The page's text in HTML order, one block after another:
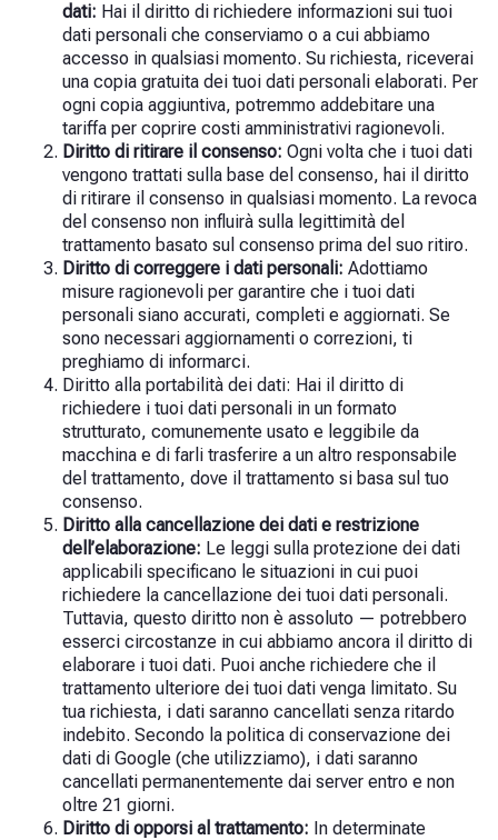
dati: Hai il diritto di richiedere informazioni sui tuoi
dati personali che conserviamo o a cui abbiamo
accesso in qualsiasi momento. Su richiesta, riceverai
una copia gratuita dei tuoi dati personali elaborati. Per
ogni copia aggiuntiva, potremmo addebitare una
tariffa per coprire costi amministrativi ragionevoli.
Diritto di ritirare il consenso: Ogni volta che i tuoi dati
vengono trattati sulla base del consenso, hai il diritto
di ritirare il consenso in qualsiasi momento. La revoca
del consenso non influirà sulla legittimità del
trattamento basato sul consenso prima del suo ritiro.
Diritto di correggere i dati personali: Adottiamo
misure ragionevoli per garantire che i tuoi dati
personali siano accurati, completi e aggiornati. Se
sono necessari aggiornamenti o correzioni, ti
preghiamo di informarci.
Diritto alla portabilità dei dati: Hai il diritto di
richiedere i tuoi dati personali in un formato
strutturato, comunemente usato e leggibile da
macchina e di farli trasferire a un altro responsabile
del trattamento, dove il trattamento si basa sul tuo
consenso.
Diritto alla cancellazione dei dati e restrizione
dell’elaborazione: Le leggi sulla protezione dei dati
applicabili specificano le situazioni in cui puoi
richiedere la cancellazione dei tuoi dati personali.
Tuttavia, questo diritto non è assoluto — potrebbero
esserci circostanze in cui abbiamo ancora il diritto di
elaborare i tuoi dati. Puoi anche richiedere che il
trattamento ulteriore dei tuoi dati venga limitato. Su
tua richiesta, i dati saranno cancellati senza ritardo
indebito. Secondo la politica di conservazione dei
dati di Google (che utilizziamo), i dati saranno
cancellati permanentemente dai server entro e non
oltre 21 giorni.
Diritto di opporsi al trattamento: In determinate